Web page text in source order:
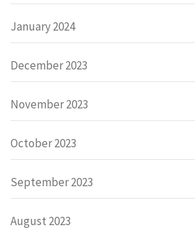
January 2024
December 2023
November 2023
October 2023
September 2023
August 2023